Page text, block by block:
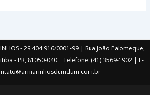
- 29.404.916/0001-99 | Rua João Palomeque,
- PR, 81050-040 | Telefone: (41) 3569-1902 | E-